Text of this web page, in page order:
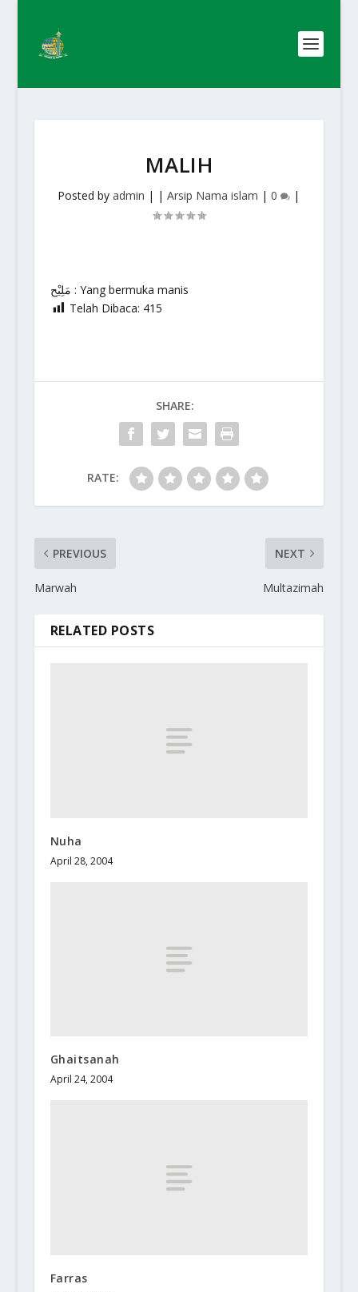
MALIH
Posted byadmin | |Arsip Nama islam |0 |
مَلِيْح : Yang bermuka manis
Telah Dibaca: 415
SHARE:
RATE:
PREVIOUS
Marwah
NEXT
Multazimah
RELATED POSTS
Nuha
April 28, 2004
Ghaitsanah
April 24, 2004
Farras